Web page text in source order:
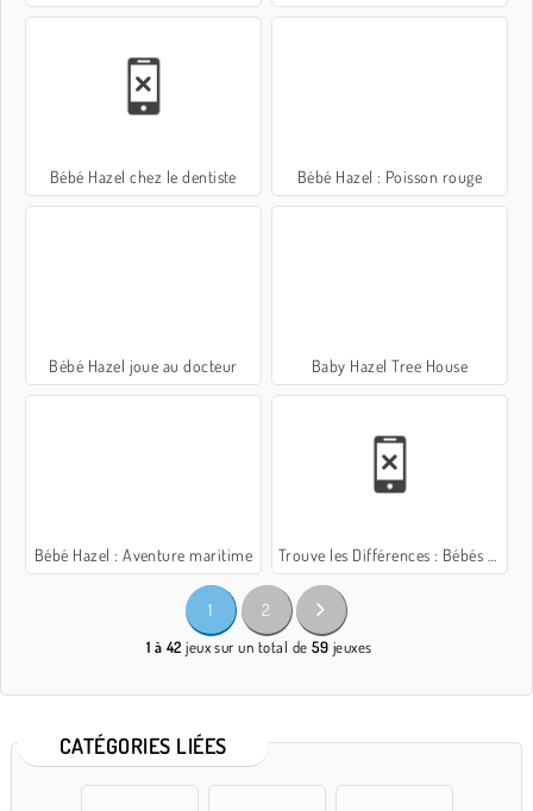
Bébé Hazel chez le dentiste Bébé Hazel : Poisson rouge
Bébé Hazel joue au docteur Baby Hazel Tree House
Bébé Hazel : Aventure maritime Trouve les Différences : Bébés Mignons
1 2
1 à 42 jeux sur un total de59 jeuxes
CATÉGORIES LIÉES